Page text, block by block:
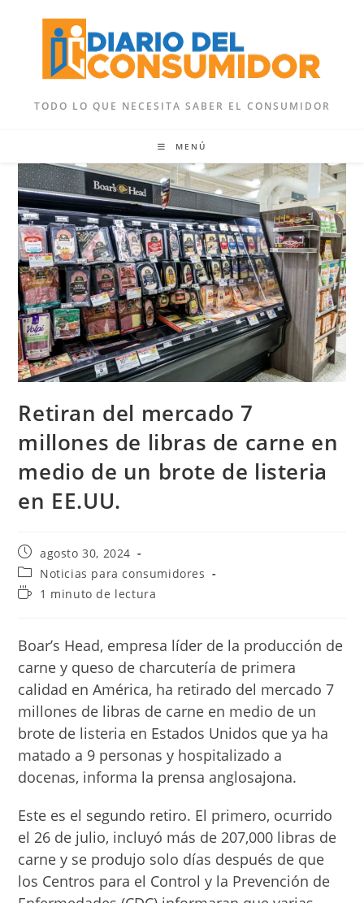
contenido
TODO LO QUE NECESITA SABER EL CONSUMIDOR
MENÚ
Retiran del mercado 7
millones de libras de carne en
medio de un brote de listeria
en EE.UU.
Publicación
de
la
entrada:
agosto 30, 2024
Categoría
de
la
Noticias para consumidores
Tiempo1 minuto de lectura
Boar’s Head, empresa líder de la producción de
carne y queso de charcutería de primera
calidad en América, ha retirado del mercado 7
millones de libras de carne en medio de un
brote de listeria en Estados Unidos que ya ha
matado a 9 personas y hospitalizado a
docenas, informa la prensa anglosajona.
Este es el segundo retiro. El primero, ocurrido
el 26 de julio, incluyó más de 207,000 libras de
carne y se produjo solo días después de que
los Centros para el Control y la Prevención de